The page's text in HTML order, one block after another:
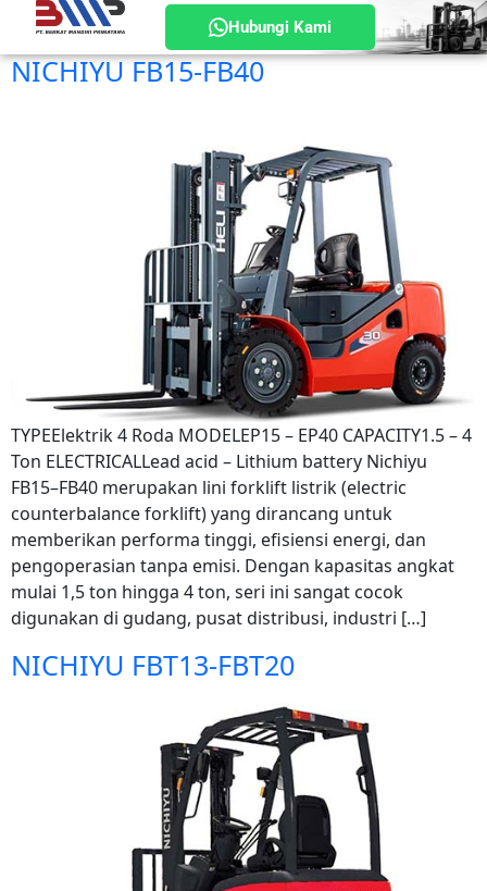
Hubungi Kami
NICHIYU FB15-FB40
TYPEElektrik 4 Roda MODELEP15 – EP40 CAPACITY1.5 – 4
Ton ELECTRICALLead acid – Lithium battery Nichiyu
FB15–FB40 merupakan lini forklift listrik (electric
counterbalance forklift) yang dirancang untuk
memberikan performa tinggi, efisiensi energi, dan
pengoperasian tanpa emisi. Dengan kapasitas angkat
mulai 1,5 ton hingga 4 ton, seri ini sangat cocok
digunakan di gudang, pusat distribusi, industri […]
NICHIYU FBT13-FBT20